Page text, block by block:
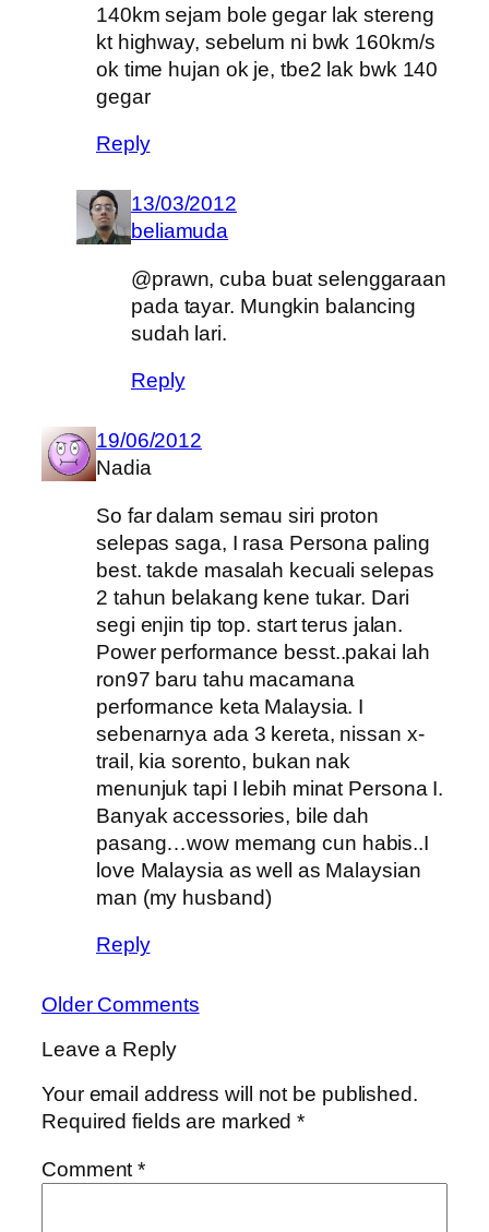
140km sejam bole gegar lak stereng
kt highway, sebelum ni bwk 160km/s
ok time hujan ok je, tbe2 lak bwk 140
gegar
Reply
13/03/2012
beliamuda
@prawn, cuba buat selenggaraan
pada tayar. Mungkin balancing
sudah lari.
Reply
19/06/2012
Nadia
So far dalam semau siri proton
selepas saga, I rasa Persona paling
best. takde masalah kecuali selepas
2 tahun belakang kene tukar. Dari
segi enjin tip top. start terus jalan.
Power performance besst..pakai lah
ron97 baru tahu macamana
performance keta Malaysia. I
sebenarnya ada 3 kereta, nissan x-
trail, kia sorento, bukan nak
menunjuk tapi I lebih minat Persona I.
Banyak accessories, bile dah
pasang…wow memang cun habis..I
love Malaysia as well as Malaysian
man (my husband)
Reply
Older Comments
Leave a Reply
Your email address will not be published.
Required fields are marked*
Comment*